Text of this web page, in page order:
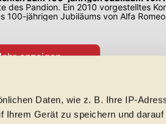
Daten, wie z. B. Ihre IP-
Ihrem Gerät zu speichern und
des Pandion. Ein 2010 vorgestelltes
100-jährigen Jubiläums von Alfa
anzeigen
gelten für Deutschland. Quelle: Auto-News
Hinweis: Technische Daten,
automobile.at übernimmt entsprechend